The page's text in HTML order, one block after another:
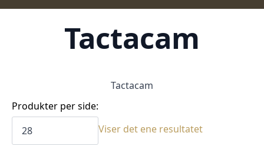
Tactacam
Tactacam
Produkter per side:
Viser det ene resultatet